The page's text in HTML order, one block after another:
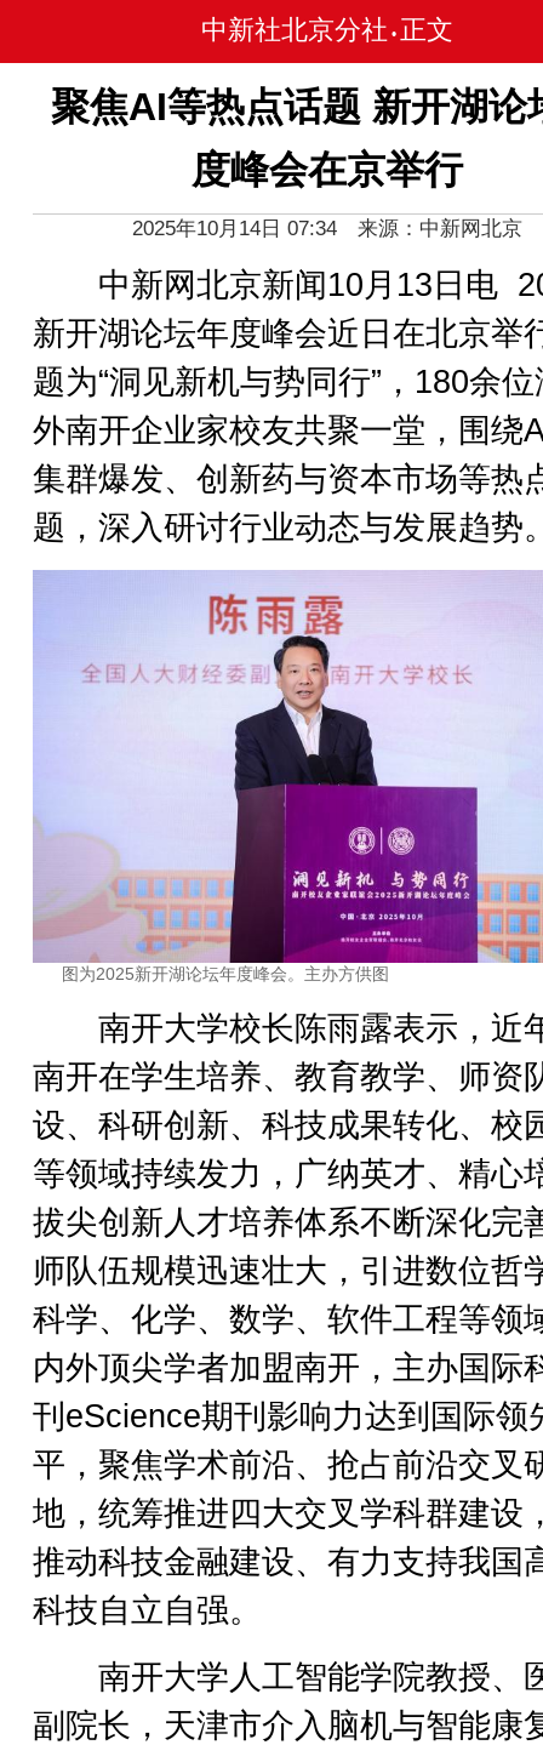
中新社北京分社 • 正文
聚焦AI等热点话题 新开湖论
度峰会在京举行
2025年10月14日 07:34 来源：中新网北京
中新网北京新闻10月13日电
新开湖论坛年度峰会近日在北京举
题为“洞见新机与势同行”，180余
外南开企业家校友共聚一堂，围绕
集群爆发、创新药与资本市场等热
题，深入研讨行业动态与发展趋势
图为2025新开湖论坛年度峰会。主办方供图
南开大学校长陈雨露表示，近
南开在学生培养、教育教学、师资
设、科研创新、科技成果转化、校
等领域持续发力，广纳英才、精心
拔尖创新人才培养体系不断深化完
师队伍规模迅速壮大，引进数位哲
科学、化学、数学、软件工程等领
内外顶尖学者加盟南开，主办国际
刊eScience期刊影响力达到国际领
平，聚焦学术前沿、抢占前沿交叉
地，统筹推进四大交叉学科群建设
推动科技金融建设、有力支持我国
科技自立自强。
南开大学人工智能学院教授、
副院长，天津市介入脑机与智能康